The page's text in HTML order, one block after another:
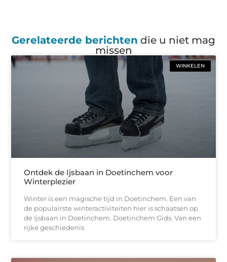
Gerelateerde berichten die u niet mag
missen
WINKELEN
Ontdek de Ijsbaan in Doetinchem voor
Winterplezier
Winter is een magische tijd in Doetinchem. Een van
de populairste winteractiviteiten hier is schaatsen op
de Ijsbaan in Doetinchem. Doetinchem Gids. Van een
rijke geschiedenis